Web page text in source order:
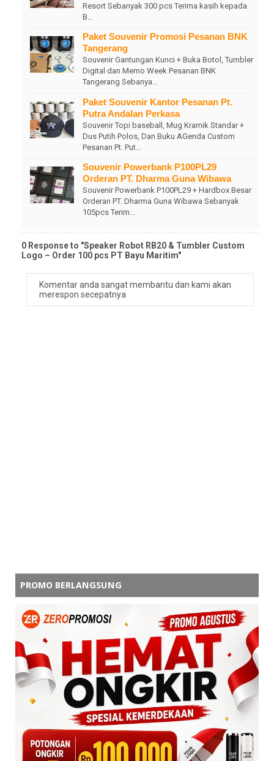
Resort Sebanyak 300 pcs Terima kasih kepada
B…
Paket Souvenir Promosi Pesanan BNK
Tangerang
Souvenir Gantungan Kunci + Buka Botol, Tumbler
Digital dan Memo Week Pesanan BNK
Tangerang Sebanya…
Paket Souvenir Kantor Pesanan Pt.
Putra Andalan Perkasa
Souvenir Topi baseball, Mug Kramik Standar +
Dus Putih Polos, Dan Buku AGenda Custom
Pesanan Pt. Put…
Souvenir Powerbank P100PL29
Orderan PT. Dharma Guna Wibawa
Souvenir Powerbank P100PL29 + Hardbox Besar
Orderan PT. Dharma Guna Wibawa Sebanyak
105pcs Terim…
0 Response to "Speaker Robot RB20 & Tumbler Custom
Logo – Order 100 pcs PT Bayu Maritim"
Komentar anda sangat membantu dan kami akan
merespon secepatnya
PROMO BERLANGSUNG